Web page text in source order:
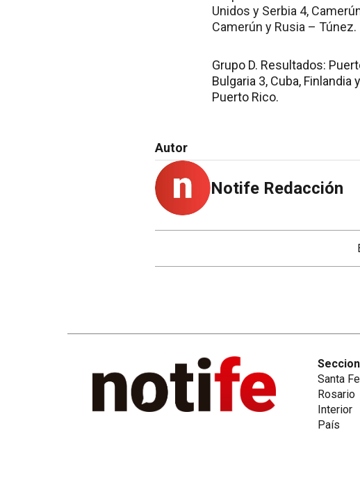
Unidos y Serbia 4,
Camerún y Rusia – Túnez.
Grupo D. Resultados:
Bulgaria 3, Cuba,
Puerto Rico.
Autor
Notife Redacción
Santa Fe
Rosario
Interior
País